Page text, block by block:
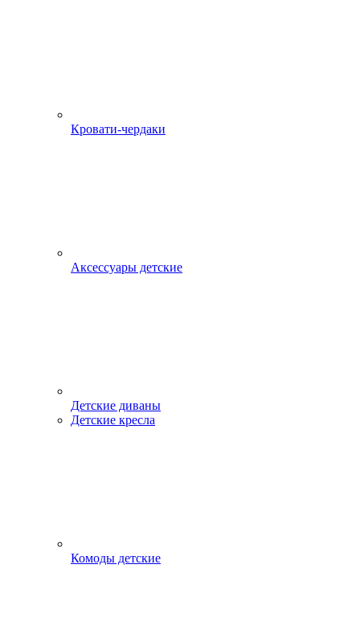
Кровати-чердаки
Аксессуары детские
Детские диваны
Детские кресла
Комоды детские